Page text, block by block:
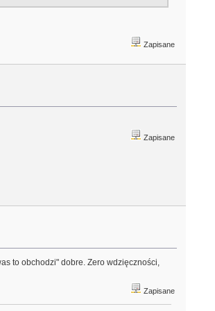
Zapisane
Zapisane
to obchodzi" dobre. Zero wdzięczności,
Zapisane